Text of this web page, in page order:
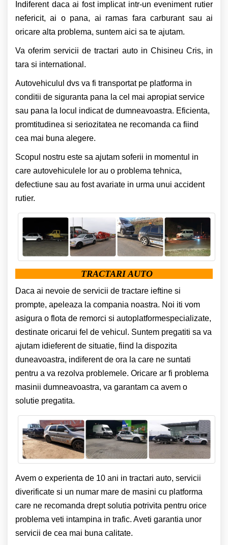
Indiferent daca ai fost implicat intr-un eveniment rutier
nefericit, ai o pana, ai ramas fara carburant sau ai
oricare alta problema, suntem aici sa te ajutam.
Va oferim servicii de tractari auto in Chisineu Cris, in
tara si international.
Autovehiculul dvs va fi transportat pe platforma in
conditii de siguranta pana la cel mai apropiat service
sau pana la locul indicat de dumneavoastra. Eficienta,
promtitudinea si seriozitatea ne recomanda ca fiind
cea mai buna alegere.
Scopul nostru este sa ajutam soferii in momentul in
care autovehiculele lor au o problema tehnica,
defectiune sau au fost avariate in urma unui accident
rutier.
TRACTARI AUTO
Daca ai nevoie de servicii de tractare ieftine si
prompte, apeleaza la compania noastra. Noi iti vom
asigura o flota de remorci si autoplatformespecializate,
destinate oricarui fel de vehicul. Suntem pregatiti sa va
ajutam idieferent de situatie, fiind la dispozita
duneavoastra, indiferent de ora la care ne suntati
pentru a va rezolva problemele. Oricare ar fi problema
masinii dumneavoastra, va garantam ca avem o
solutie pregatita.
Avem o experienta de 10 ani in tractari auto, servicii
diverificate si un numar mare de masini cu platforma
care ne recomanda drept solutia potrivita pentru orice
problema veti intampina in trafic. Aveti garantia unor
servicii de cea mai buna calitate.